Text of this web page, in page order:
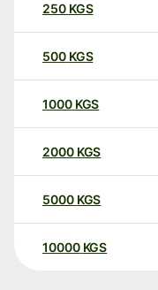
250 KGS
500 KGS
1000 KGS
2000 KGS
5000 KGS
10000 KGS